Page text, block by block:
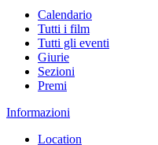
Calendario
Tutti i film
Tutti gli eventi
Giurie
Sezioni
Premi
Informazioni
Location